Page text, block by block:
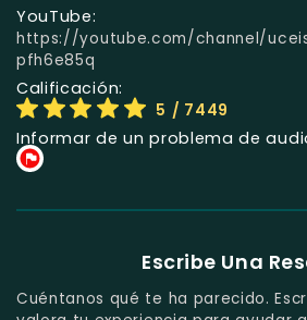
YouTube:
https://youtube.com/channel/
pfh6e85q
Calificación:
5 / 7449
Informar de un problema de
Escribe Una
Cuéntanos qué te ha parecido.